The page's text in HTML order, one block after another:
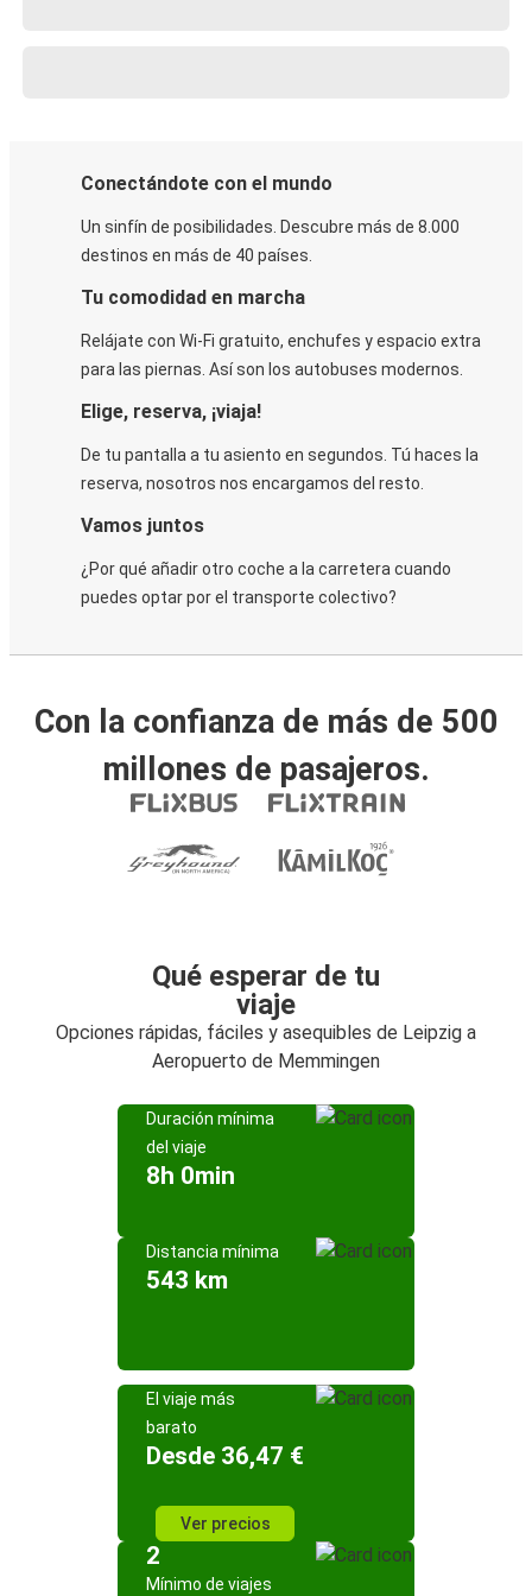
Conectándote con el mundo
Un sinfín de posibilidades. Descubre más de 8.000
destinos en más de 40 países.
Tu comodidad en marcha
Relájate con Wi-Fi gratuito, enchufes y espacio extra
para las piernas. Así son los autobuses modernos.
Elige, reserva, ¡viaja!
De tu pantalla a tu asiento en segundos. Tú haces la
reserva, nosotros nos encargamos del resto.
Vamos juntos
¿Por qué añadir otro coche a la carretera cuando
puedes optar por el transporte colectivo?
Con la confianza de más de 500
millones de pasajeros.
Qué esperar de tu
viaje
Opciones rápidas, fáciles y asequibles de Leipzig a
Aeropuerto de Memmingen
Duración mínima
del viaje
8h 0min
Distancia mínima
543 km
El viaje más
barato
Desde 36,47 €
Ver precios
2
Mínimo de viajes